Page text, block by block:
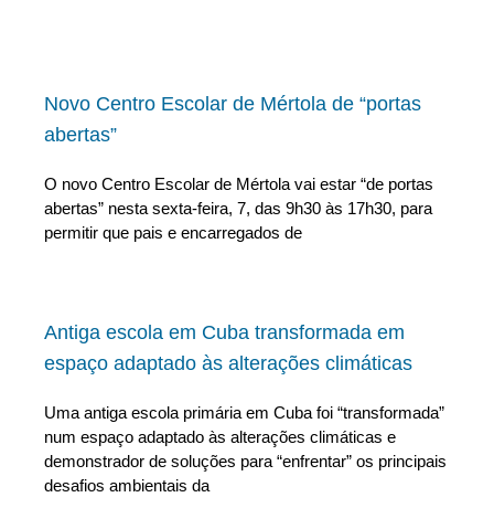
Novo Centro Escolar de Mértola de “portas
abertas”
O novo Centro Escolar de Mértola vai estar “de portas
abertas” nesta sexta-feira, 7, das 9h30 às 17h30, para
permitir que pais e encarregados de
Antiga escola em Cuba transformada em
espaço adaptado às alterações climáticas
Uma antiga escola primária em Cuba foi “transformada”
num espaço adaptado às alterações climáticas e
demonstrador de soluções para “enfrentar” os principais
desafios ambientais da